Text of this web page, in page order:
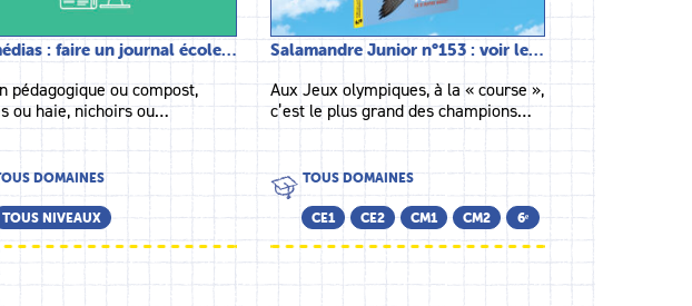
: faire un journal école…
pédagogique ou compost,
ou haie, nichoirs ou…
DOMAINES
TOUS NIVEAUX
Salamandre Junior n°153 : voir le…
Aux Jeux olympiques, à la « course »,
c’est le plus grand des champions…
TOUS DOMAINES
CE1 CE2 CM1 CM2 6ᵉ